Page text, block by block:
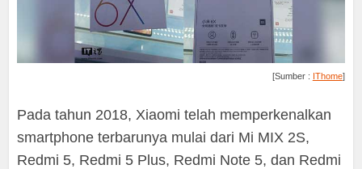
[Sumber : IThome]
Pada tahun 2018, Xiaomi telah memperkenalkan
smartphone terbarunya mulai dari Mi MIX 2S,
Redmi 5, Redmi 5 Plus, Redmi Note 5, dan Redmi